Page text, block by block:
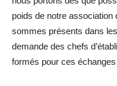
poids de notre association
sommes présents dans
demande des chefs
formés pour ces